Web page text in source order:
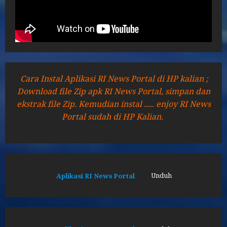
Cara Instal Aplikasi RI News Portal di HP kalian ;
Download file Zip apk RI News Portal, simpan dan
ekstrak file Zip. Kemudian instal ..... enjoy RI News
Portal sudah di HP Kalian.
Aplikasi RI News Portal Unduh